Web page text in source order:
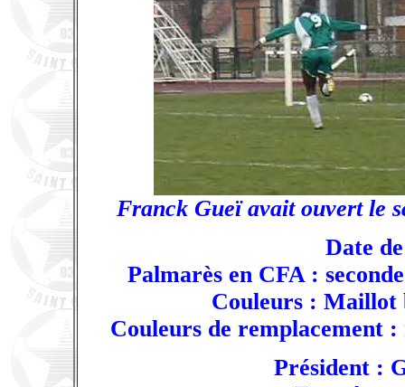
Franck Gueï avait ouvert le
Date
Palmarès en CFA :
Couleurs : Maillot
Couleurs de remplacement
Président :